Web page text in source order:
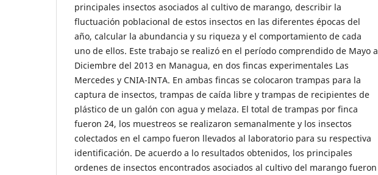
principales insectos asociados al cultivo de marango, describir la
fluctuación poblacional de estos insectos en las diferentes épocas del
año, calcular la abundancia y su riqueza y el comportamiento de cada
uno de ellos. Este trabajo se realizó en el período comprendido de Mayo a
Diciembre del 2013 en Managua, en dos fincas experimentales Las
Mercedes y CNIA-INTA. En ambas fincas se colocaron trampas para la
captura de insectos, trampas de caída libre y trampas de recipientes de
plástico de un galón con agua y melaza. El total de trampas por finca
fueron 24, los muestreos se realizaron semanalmente y los insectos
colectados en el campo fueron llevados al laboratorio para su respectiva
identificación. De acuerdo a lo resultados obtenidos, los principales
ordenes de insectos encontrados asociados al cultivo del marango fueron